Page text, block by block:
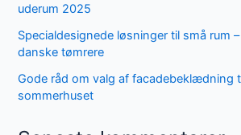
uderum 2025
Specialdesignede løsninger til små rum
danske tømrere
Gode råd om valg af facadebeklædning
sommerhuset